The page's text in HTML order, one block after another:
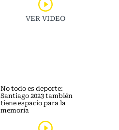
VER VIDEO
No todo es deporte:
Santiago 2023 también
tiene espacio para la
memoria